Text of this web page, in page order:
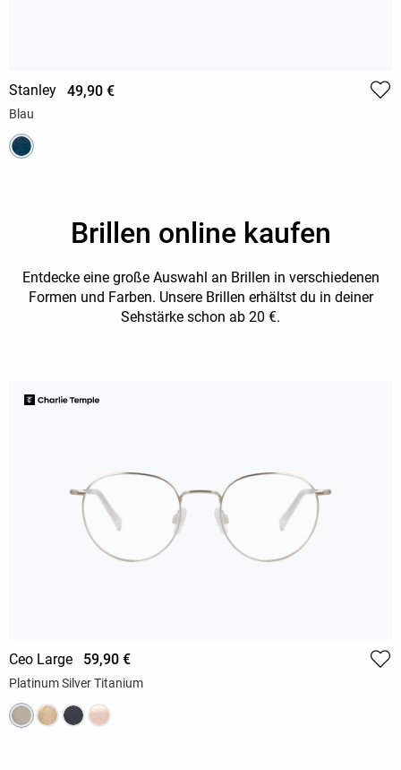
Stanley 49,90 €
Blau
Brillen online kaufen
Entdecke eine große Auswahl an Brillen in verschiedenen
Formen und Farben. Unsere Brillen erhältst du in deiner
Sehstärke schon ab 20 €.
Ceo Large 59,90 €
Platinum Silver Titanium